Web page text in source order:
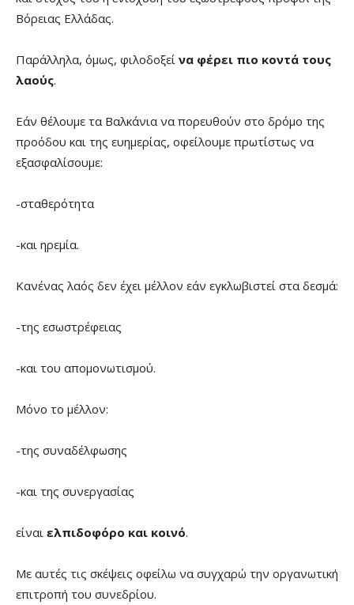
Βόρειας Ελλάδας.
Παράλληλα, όμως, φιλοδοξεί να φέρει πιο κοντά τους
λαούς.
Εάν θέλουμε τα Βαλκάνια να πορευθούν στο δρόμο της
προόδου και της ευημερίας, οφείλουμε πρωτίστως να
εξασφαλίσουμε:
-σταθερότητα
-και ηρεμία.
Κανένας λαός δεν έχει μέλλον εάν εγκλωβιστεί στα δεσμά:
-της εσωστρέφειας
-και του απομονωτισμού.
Μόνο το μέλλον:
-της συναδέλφωσης
-και της συνεργασίας
είναι ελπιδοφόρο και κοινό.
Με αυτές τις σκέψεις οφείλω να συγχαρώ την οργανωτική
επιτροπή του συνεδρίου.